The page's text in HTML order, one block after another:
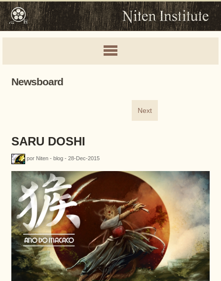
Newsboard
Next
SARU DOSHI
por Niten - blog - 28-Dec-2015